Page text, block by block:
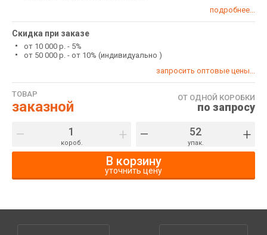
подробнее...
Скидка при заказе
от 10 000 р. - 5%
от 50 000 р. - от 10% (индивидуально )
запросить оптовые цены...
ТОВАР
заказной
ОТ ОДНОЙ КОРОБКИ
по запросу
– короб. + – упак. +
В корзину
уточнить цену